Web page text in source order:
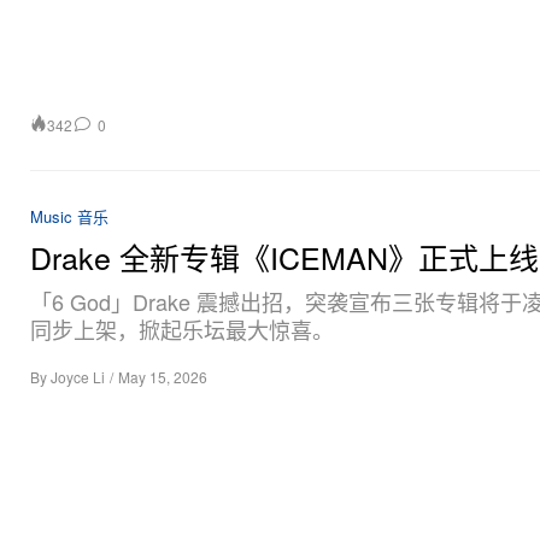
342 0
Music 音乐
Drake 全新专辑《ICEMAN》正式上线
「6 God」Drake 震撼出招，突袭宣布三张专辑将于
同步上架，掀起乐坛最大惊喜。
ByJoyce Li / May 15, 2026